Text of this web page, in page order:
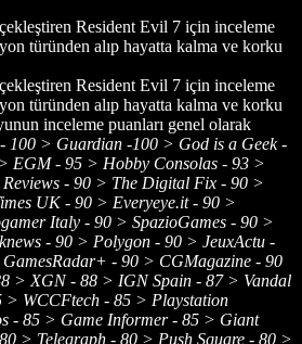
Resident Evil 7 için inceleme
türünden alıp hayatta kalma ve korku
Resident Evil 7 için inceleme
türünden alıp hayatta kalma ve korku
inceleme puanları genel olarak
100 > Guardian -100 > God is a Geek -
EGM - 95 > Hobby Consolas - 93 >
- 90 > The Digital Fix - 90 >
UK - 90 > Everyeye.it - 90 >
Italy - 90 > SpazioGames - 90 >
- 90 > Polygon - 90 > JeuxActu -
- 90 > CGMagazine - 90
> XGN - 88 > IGN Spain - 87 > Vandal
> WCCFtech - 85 > Playstation
- 85 > Game Informer - 85 > Giant
> Telegraph - 80 > Push Square - 80 >